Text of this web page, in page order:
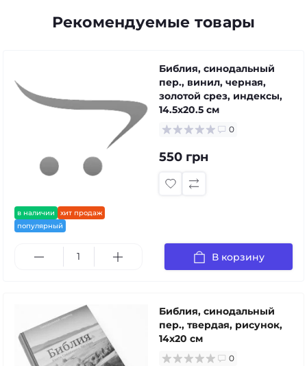
Рекомендуемые товары
в наличии
хит продаж
популярный
Библия, синодальный
пер., винил, черная,
золотой срез, индексы,
14.5x20.5 см
0
550 грн
В корзину
Библия, синодальный
пер., твердая, рисунок,
14x20 см
0